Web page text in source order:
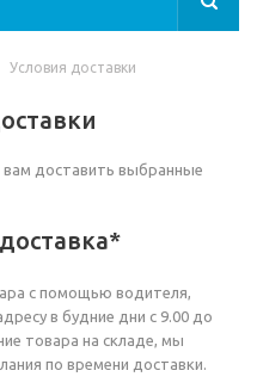
Условия доставки
доставить выбранные
с помощью водителя,
в будние дни с 9.00 до
товара на складе, мы
по времени доставки.